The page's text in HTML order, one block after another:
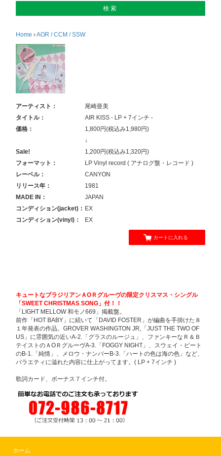
Home ›AOR / CCM / SSW
アーティスト：
尾崎亜美
タイトル：
AIR KISS - LP + 7インチ -
価格：
1,800円(税込み1,980円)
↓
Sale!
1,200円(税込み1,320円)
フォーマット：
LP Vinyl record ( アナログ盤・レコード )
レーベル：
CANYON
リリース年：
1981
MADE IN：
JAPAN
コンディション(jacket)： EX
コンディション(vinyl)：
EX
カートに入れる
キュートなブラジリアンＡОＲグルーヴの限定クリスマス・シングル
「SWEET CHRISTMAS SONG」付！！
「LIGHT MELLOW 和モノ669」掲載盤。
前作「HOT BABY」に続いて「DAVID FOSTER」が編曲を手掛けた８
１年発表の作品。GROVER WASHINGTON JR,「JUST THE TWO OF
US」に雰囲気の近いA-2.「グラスのルージュ」、ファンキーなＲ＆Ｂ
テイストのＡОＲグルーヴA-3.「FOGGY NIGHT」、スウェイ・ビート
のB-1.「純情」、メロウ・ナンバーB-3.「ハートの色は海の色」など、
バラエティに溢れた内容に仕上がってます。( LP + 7インチ )
歌詞カード、ボーナス７インチ付。
ホーム